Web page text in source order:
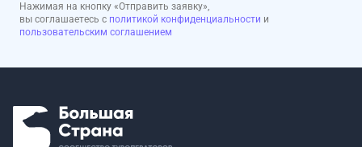
Нажимая на кнопку «Отправить заявку»,
вы соглашаетесь с политикой конфиденциальности и
пользовательским соглашением